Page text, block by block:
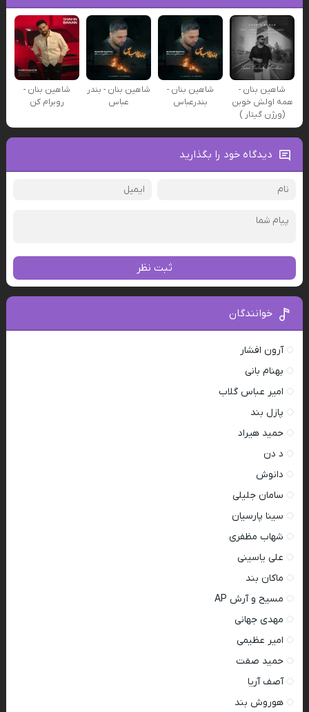
شاهین بنان -
همه اولش خوبن
(ورژن گیتار )
شاهین بنان -
بندرعباس
شاهین بنان - بندر
عباس
شاهین بنان -
روبرام کن
دیدگاه خود را بگذارید
ثبت نظر
خوانندگان
آرون افشار
بهنام بانی
امیر عباس گلاب
پازل بند
حمید هیراد
د دن
دانوش
سامان جلیلی
سینا پارسیان
شهاب مظفری
علی یاسینی
ماکان بند
مسیح و آرش AP
مهدی جهانی
امیر عظیمی
حمید صفت
آصف آریا
هوروش بند